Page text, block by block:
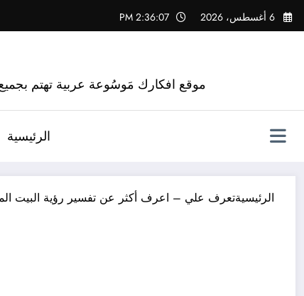
التجاوز
إلى
6 أغسطس، 2026 2:36:08 PM
موقع افكارك مَوسُوعة عربية تهتم
الرئيسية
الرئيسيةتعرف علي – اعرف أكثر عن تفسير رؤية البيت